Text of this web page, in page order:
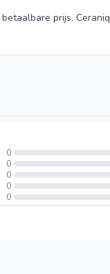
prijs. Ceraniq
0
0
0
0
0